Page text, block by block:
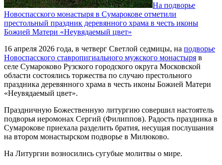
На подворье
Новоспасского монастыря в Сумарокове отметили
престольный праздник деревянного храма в честь иконы
Божией Матери «Неувядаемый цвет»
16 апреля 2026 года, в четверг Светлой седмицы, на подворье
Новоспасского ставропигиального мужского монастыря в
селе Сумароково Рузского городского округа Московской
области состоялись торжества по случаю престольного
праздника деревянного храма в честь иконы Божией Матери
«Неувядаемый цвет».
Праздничную Божественную литургию совершил настоятель
подворья иеромонах Сергий (Филиппов). Радость праздника в
Сумарокове приехала разделить братия, несущая послушания
на втором монастырском подворье в Милюково.
На Литургии возносились сугубые молитвы о мире.